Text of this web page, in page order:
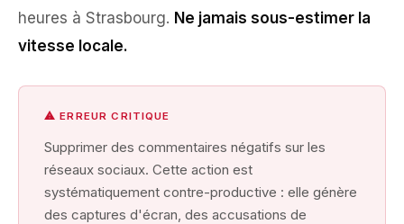
heures à Strasbourg. Ne jamais sous-estimer la
vitesse locale.
⚠ ERREUR CRITIQUE
Supprimer des commentaires négatifs sur les
réseaux sociaux. Cette action est
systématiquement contre-productive : elle génère
des captures d'écran, des accusations de